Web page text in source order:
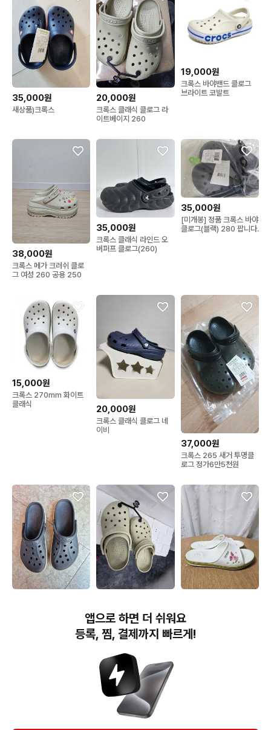
35,000원
새상품)크록스
20,000원
크록스 클래식 클로그 라
이트베이지 260
19,000원
크록스 바야밴드 클로그
브라이트 코발트
38,000원
크록스 메가 크러쉬 클로
그 여성 260 공용 250
35,000원
크록스 클래식 라인드 오
버퍼프 클로그(260)
35,000원
[미개봉] 정품 크록스 바야
클로그(블랙) 280 팝니다.
15,000원
크록스 270mm 화이트
클래식
20,000원
크록스 클래식 클로그 네
이비
37,000원
크록스 265 새거 투명클
로그 정가6만5천원
크록스 클래식 클로그 베
이지
260
번개장터(주) 사업자정보, 이용약관 및 기타 법적고지
번개장터㈜는 통신판매중개자이며, 통신판매의 당사자가 아닙니다. 전자상거래 등에서의
소비자보호에 관한 법률 등 관련 법령 및 번개장터㈜의 약관에 따라 상품, 상품정보, 거래에 관한 책임은
개별 판매자에게 귀속하고, 번개장터㈜는 원칙적으로 회원간 거래에 대하여 책임을 지지 않습니다.
다만, 번개장터㈜가 직접 판매하는 상품에 대한 책임은 번개장터㈜에게 귀속합니다.
앱으로 하면 더 쉬워요
등록, 찜, 결제까지 빠르게!